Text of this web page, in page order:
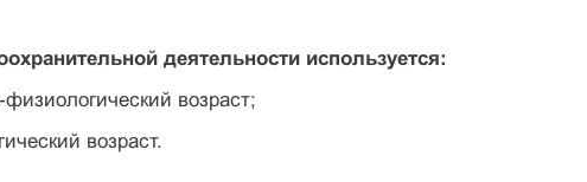
деятельности используется:
возраст;
возраст.